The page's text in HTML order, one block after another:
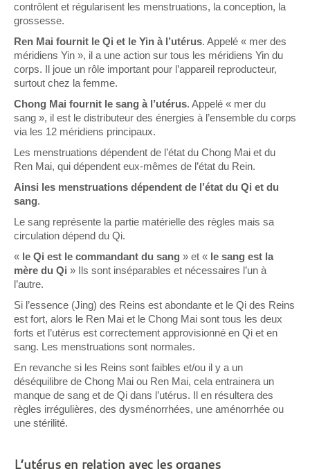
contrôlent et régularisent les menstruations, la conception, la
grossesse.
Ren Mai fournit le Qi et le Yin à l’utérus. Appelé « mer des
méridiens Yin », il a une action sur tous les méridiens Yin du
corps. Il joue un rôle important pour l’appareil reproducteur,
surtout chez la femme.
Chong Mai fournit le sang à l’utérus. Appelé « mer du
sang », il est le distributeur des énergies à l’ensemble du corps
via les 12 méridiens principaux.
Les menstruations dépendent de l’état du Chong Mai et du
Ren Mai, qui dépendent eux-mêmes de l’état du Rein.
Ainsi les menstruations dépendent de l’état du Qi et du
sang.
Le sang représente la partie matérielle des règles mais sa
circulation dépend du Qi.
« le Qi est le commandant du sang » et « le sang est la
mère du Qi » Ils sont inséparables et nécessaires l’un à
l’autre.
Si l’essence (Jing) des Reins est abondante et le Qi des Reins
est fort, alors le Ren Mai et le Chong Mai sont tous les deux
forts et l’utérus est correctement approvisionné en Qi et en
sang. Les menstruations sont normales.
En revanche si les Reins sont faibles et/ou il y a un
déséquilibre de Chong Mai ou Ren Mai, cela entrainera un
manque de sang et de Qi dans l’utérus. Il en résultera des
règles irrégulières, des dysménorrhées, une aménorrhée ou
une stérilité.
L’utérus en relation avec les organes